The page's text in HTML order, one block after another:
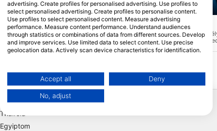
Scubapro, Stephen Frink
Steves Ledge (★4.2)
Ez a merülőhely átlagos mélysége 15
méter, maximális mélysége 17 méter, és
igazán jó merülés az újonnan képzett
búvárok számára. A merülőhely csak
Mares, Predrag Vuckovic
Checkers(★4.0)
A Checkers átlagos
maximális mélysége
merülőhely is csak egy
érhető el, és minden
Népszerű Úticélok
Thaiföld
Egyiptom
advertising. Create profiles for personalised advertising. Use profiles to
select personalised advertising. Create profiles to personalise content.
Use profiles to select personalised content. Measure advertising
performance. Measure content performance. Understand audiences
through statistics or combinations of data from different sources. Develop
and improve services. Use limited data to select content. Use precise
geolocation data. Actively scan device characteristics for identification.
Data may be shared outside of the European Union and send to the USA.
Your consent and the cookie policy applies solely to this website/app.
View Partner List (1 IAB Vendors)
IAB processing purposes:
Accept all Deny
No, adjust